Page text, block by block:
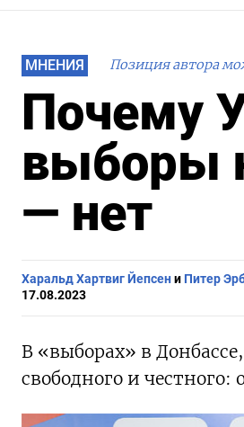
МНЕНИЯ Позиция автора
Почему
выборы
— нет
Харальд Хартвиг ​​Йепсени Питер
17.08.2023
В «выборах» в
свободного и